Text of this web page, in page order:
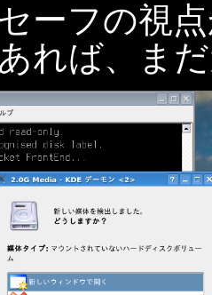
ーフの視
れば、ま